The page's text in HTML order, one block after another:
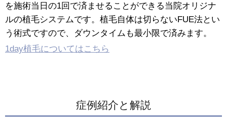
を施術当日の1回で済ませることができる当院オリジナ
ルの植毛システムです。植毛自体は切らないFUE法とい
う術式ですので、ダウンタイムも最小限で済みます。
1day植毛についてはこちら
症例紹介と解説